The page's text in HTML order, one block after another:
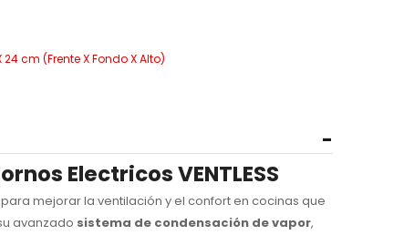
cm (Frente X Fondo X Alto)
Electricos VENTLESS
mejorar la ventilación y el confort en cocinas que
avanzado sistema de condensación de vapor,